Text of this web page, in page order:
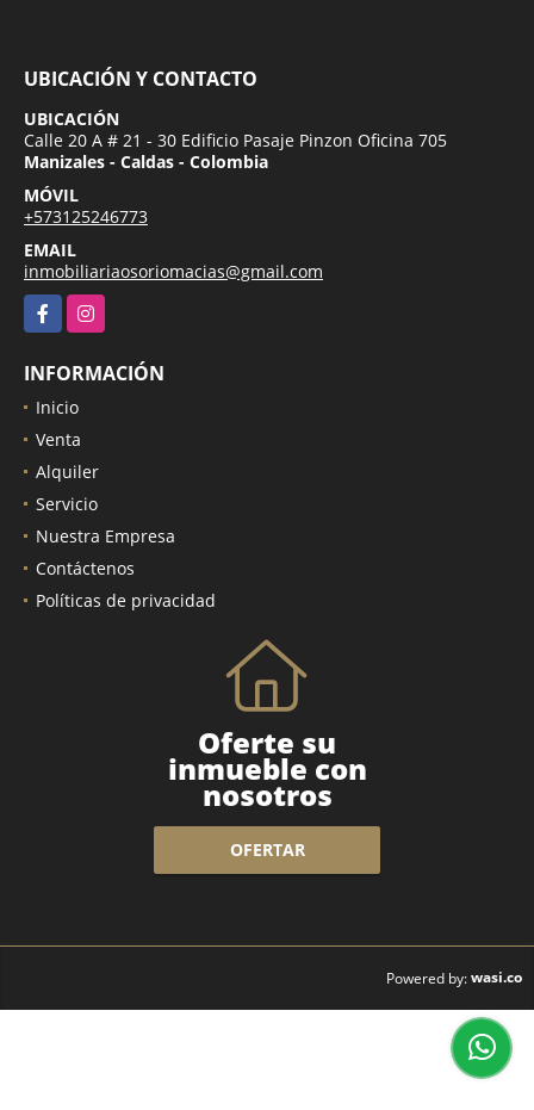
UBICACIÓN Y CONTACTO
UBICACIÓN
Calle 20 A # 21 - 30 Edificio Pasaje Pinzon Oficina 705
Manizales - Caldas - Colombia
MÓVIL
+573125246773
EMAIL
inmobiliariaosoriomacias@gmail.com
FacebookInstagram
INFORMACIÓN
Inicio
Venta
Alquiler
Servicio
Nuestra Empresa
Contáctenos
Políticas de privacidad
Oferte su
inmueble con
nosotros
OFERTAR
Powered by:wasi.co